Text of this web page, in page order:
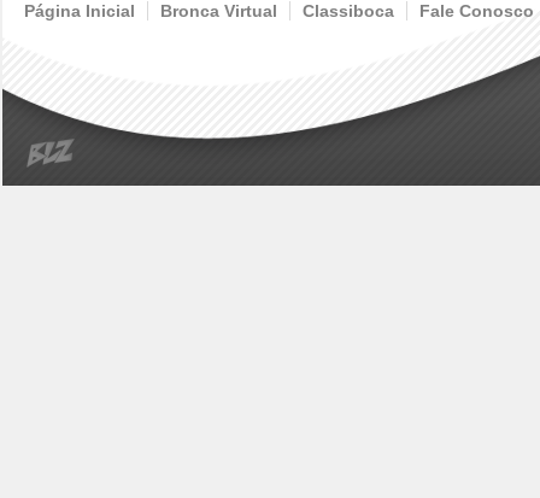
Página Inicial Bronca Virtual Classiboca Fale Conosco